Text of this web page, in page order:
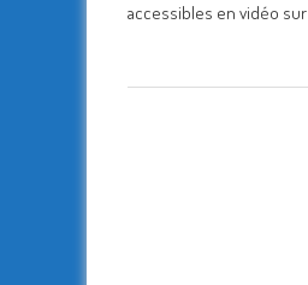
accessibles en vidéo